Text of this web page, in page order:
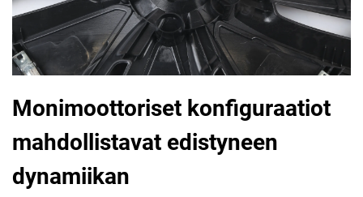
Monimoottoriset konfiguraatiot
mahdollistavat edistyneen
dynamiikan